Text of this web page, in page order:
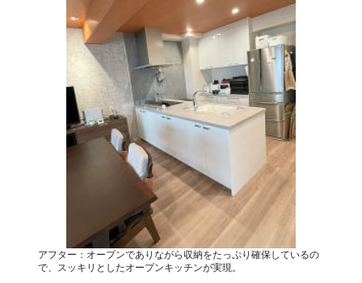
アフター：オープンでありながら収納をたっぷり確保しているの
で、スッキリとしたオープンキッチンが実現。